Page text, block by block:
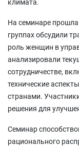
климата.
На семинаре прошла
группах обсудили
роль женщин в
анализировали
сотрудничестве,
технические
странами.
решения для
Семинар
рационального